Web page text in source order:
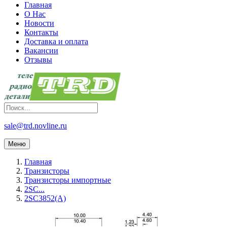
Главная
О Нас
Новости
Контакты
Доставка и оплата
Вакансии
Отзывы
sale@trd.novline.ru
Меню
Главная
Транзисторы
Транзисторы импортные
2SC...
2SC3852(A)